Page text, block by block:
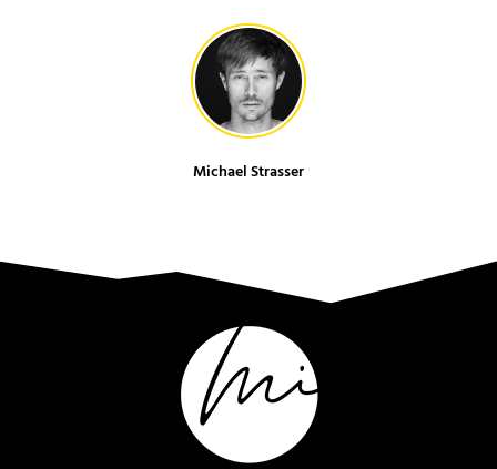
Michael Strasser